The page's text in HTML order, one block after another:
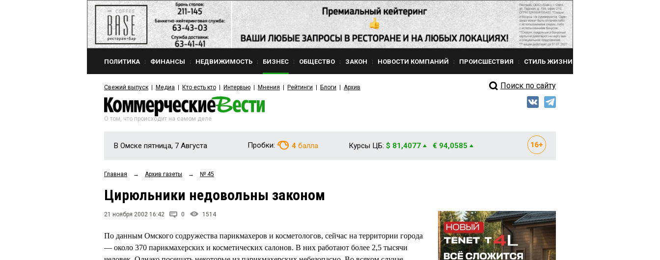
ПОЛИТИКА ФИНАНСЫ НЕДВИЖИМОСТЬ БИЗНЕС ОБЩЕСТВО ЗАКОН НОВОСТИ КОМПАНИЙ ПРОИСШЕСТВИЯ СТИЛЬ ЖИЗНИ
Свежий выпуск Медиа Кто есть кто Интервью Мнения Рейтинги Блоги Архив Поиск по сайту
О том, что происходит на самом деле
В Омске пятница, 7 Августа Пробки: 4 балла Курсы ЦБ: $ 81,4077 € 94,0585
Главная → Архив газеты → № 45
Цирюльники недовольны законом
21 ноября 2002 16:42 0 1514
По данным Омского содружества парикмахеров и косметологов, сейчас на территории города
— около 370 парикмахерских и косметических салонов. В них работают более 2,5 тысячи